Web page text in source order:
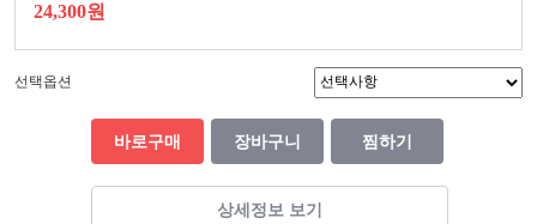
24,300원
선택옵션
바로구매 장바구니 찜하기
상세정보 보기